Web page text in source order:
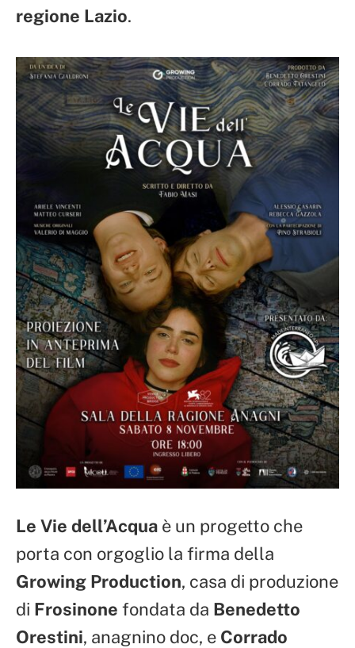
regione Lazio.
Le Vie dell’Acqua è un progetto che
porta con orgoglio la firma della
Growing Production, casa di produzione
di Frosinone fondata da Benedetto
Orestini, anagnino doc, e Corrado